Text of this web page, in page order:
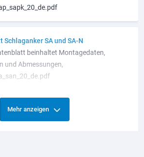
Schlaganker SA und SA-N
beinhaltet Montagedaten,
und Abmessungen,
Schlaganker SAK plus kurz für
Mehr anzeigen